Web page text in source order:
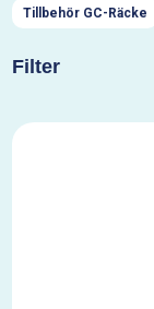
skydda gång- och
räcke är byggt med
förbättra
perfekt för både
Tillbehör GC-Räcke
Filter